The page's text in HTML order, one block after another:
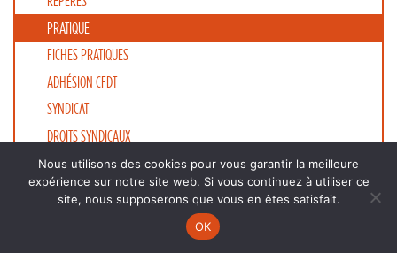
PRATIQUE
FICHES PRATIQUES
ADHÉSION CFDT
SYNDICAT
DROITS SYNDICAUX
DIVERS
ÉLECTIONS EUROPÉENNES ET LÉGISLATIVES 2024
Nous utilisons des cookies pour vous garantir la meilleure
expérience sur notre site web. Si vous continuez à utiliser ce
site, nous supposerons que vous en êtes satisfait.
OK